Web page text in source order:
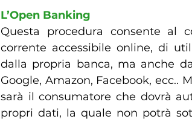
L’Open Banking
Questa procedura consente al
corrente accessibile online, di
dalla propria banca, ma anche
Google, Amazon, Facebook, ecc..
sarà il consumatore che dovrà
propri dati, la quale non potrà